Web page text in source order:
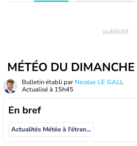
MÉTÉO DU
Bulletin établi par Nicolas LE GALL
Actualisé à 15h45
En bref
Actualités Météo à l'étranger